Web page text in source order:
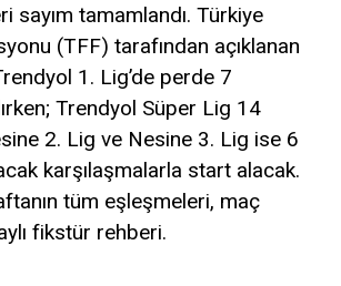
sayım tamamlandı. Türkiye
(TFF) tarafından açıklanan
1. Lig’de perde 7
Trendyol Süper Lig 14
2. Lig ve Nesine 3. Lig ise 6
karşılaşmalarla start alacak.
tüm eşleşmeleri, maç
fikstür rehberi.